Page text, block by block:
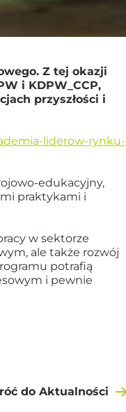
Z tej okazji
i KDPW_CCP,
przyszłości i
liderow-rynku-
edukacyjny,
praktykami i
w sektorze
ale także rozwój
potrafią
i pewnie
do Aktualności